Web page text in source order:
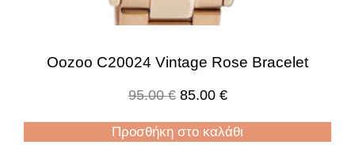
Oozoo C20024 Vintage Rose Bracelet
95.00€ 85.00 €
Προσθήκη στο καλάθι